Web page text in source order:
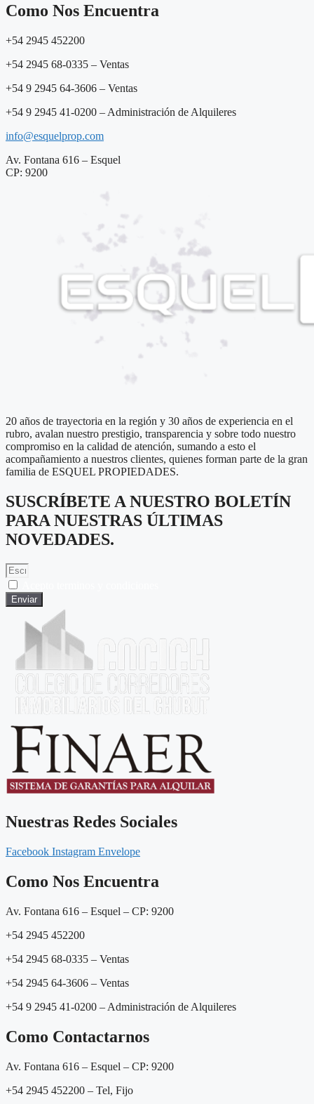
Como Nos Encuentra
+54 2945 452200
+54 2945 68-0335 – Ventas
+54 9 2945 64-3606 – Ventas
+54 9 2945 41-0200 – Administración de Alquileres
info@esquelprop.com
Av. Fontana 616 – Esquel
CP: 9200
20 años de trayectoria en la región y 30 años de experiencia en el
rubro, avalan nuestro prestigio, transparencia y sobre todo nuestro
compromiso en la calidad de atención, sumando a esto el
acompañamiento a nuestros clientes, quienes forman parte de la gran
familia de ESQUEL PROPIEDADES.
SUSCRÍBETE A NUESTRO BOLETÍN
PARA NUESTRAS ÚLTIMAS
NOVEDADES.
Enviar
Nuestras Redes Sociales
Facebook Instagram Envelope
Como Nos Encuentra
Av. Fontana 616 – Esquel – CP: 9200
+54 2945 452200
+54 2945 68-0335 – Ventas
+54 2945 64-3606 – Ventas
+54 9 2945 41-0200 – Administración de Alquileres
Como Contactarnos
Av. Fontana 616 – Esquel – CP: 9200
+54 2945 452200 – Tel, Fijo